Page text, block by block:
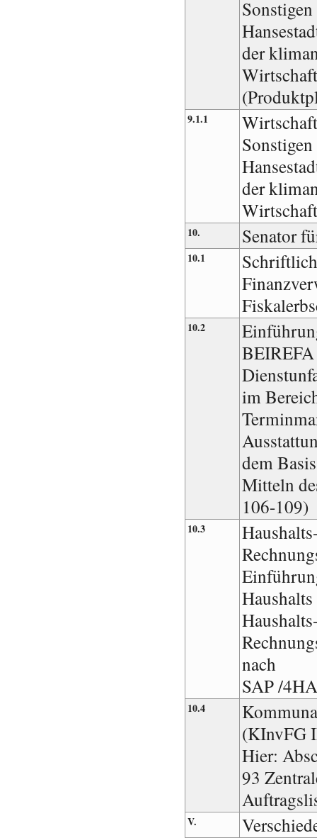
der
Wirtschaft
9.1.1
der
Wirtschaft
10. Senator
10.1
10.2
im
dem
Mitteln
106-109)
10.3
nach
SAP /
10.4
(KInvFG
Hier:
93
V.